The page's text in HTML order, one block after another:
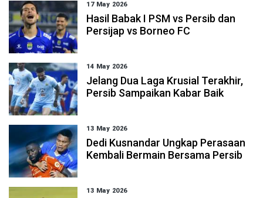
17 May 2026
Hasil Babak I PSM vs Persib dan
Persijap vs Borneo FC
14 May 2026
Jelang Dua Laga Krusial Terakhir,
Persib Sampaikan Kabar Baik
13 May 2026
Dedi Kusnandar Ungkap Perasaan
Kembali Bermain Bersama Persib
13 May 2026